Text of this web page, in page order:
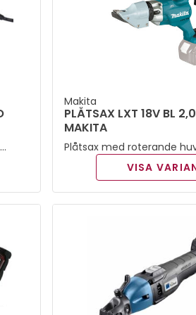
Makita
PLÅTSAX LXT 18V BL
MAKITA
Plåtsax med roterande
VISA